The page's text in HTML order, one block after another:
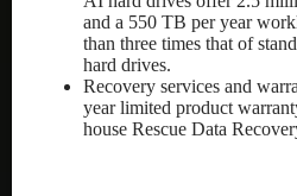
and a 550 TB per year
than three times that of
hard drives.
Recovery services and
year limited product
house Rescue Data